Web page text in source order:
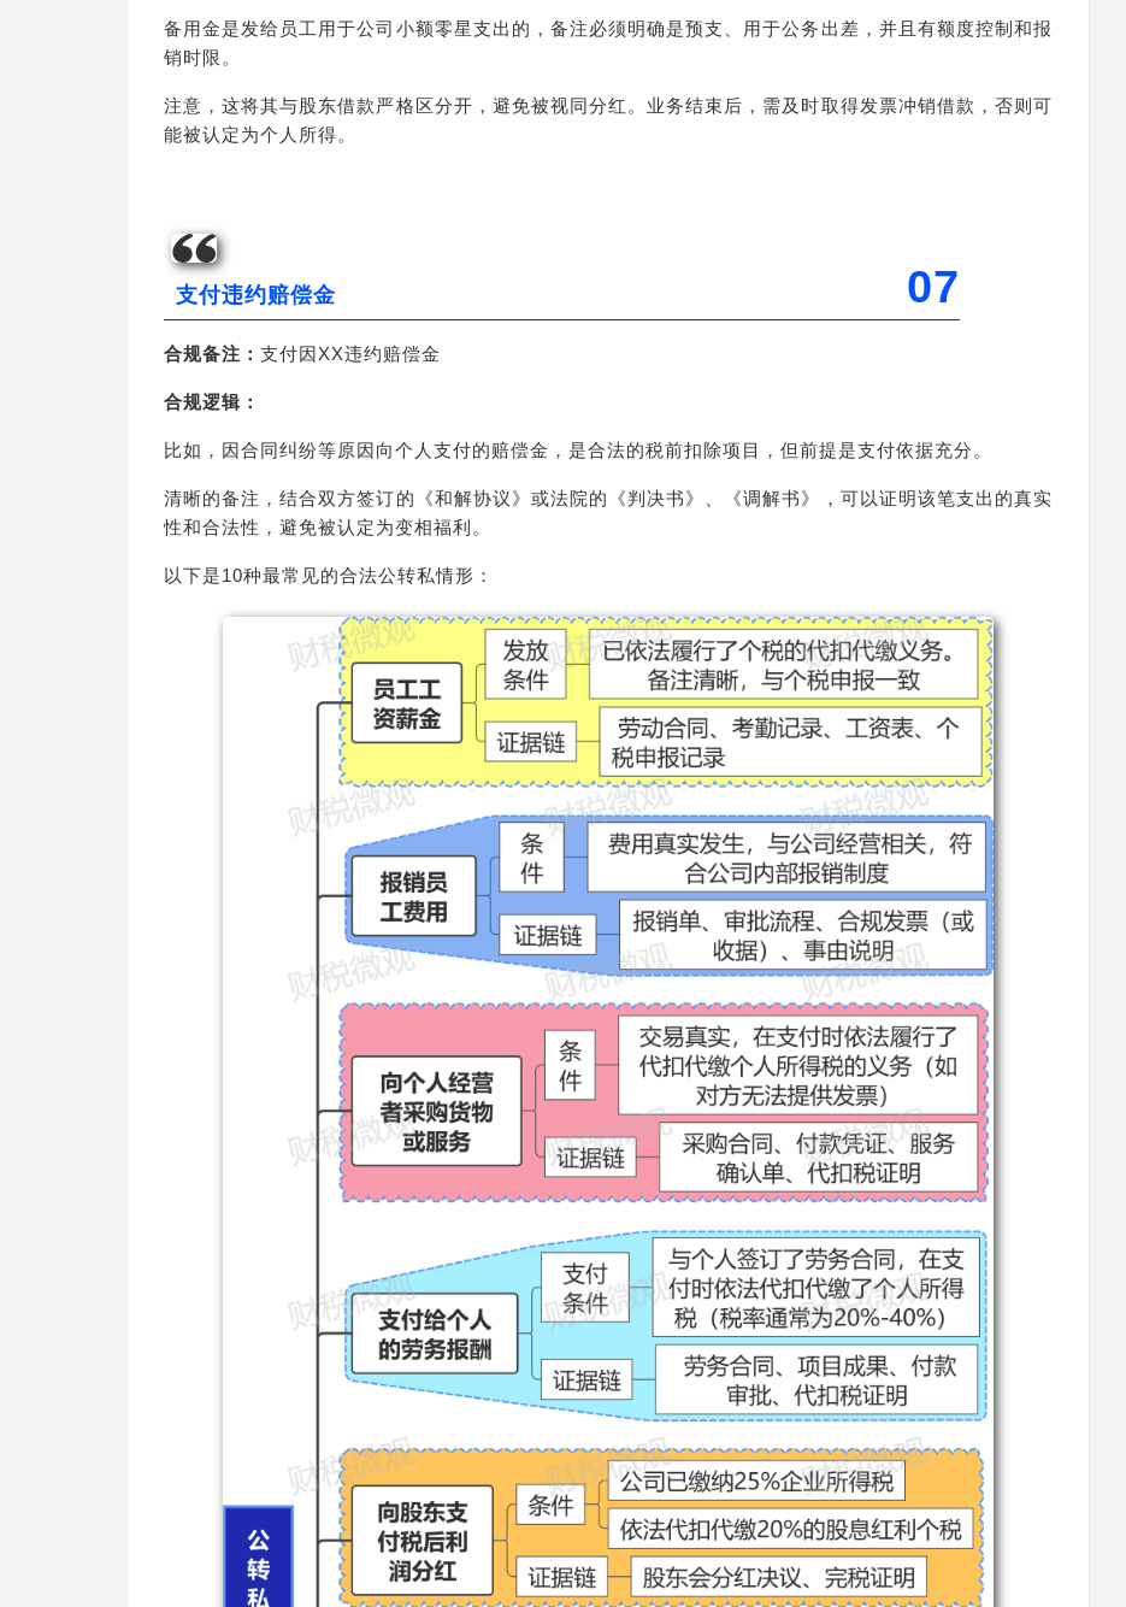
备用金是发给员工用于公司小额零星支出的，备注必须明确是预支、用于公务出差，并且有额度控制和报
销时限。
注意，这将其与股东借款严格区分开，避免被视同分红。业务结束后，需及时取得发票冲销借款，否则可
能被认定为个人所得。
支付违约赔偿金 07
合规备注： 支付因XX违约赔偿金
合规逻辑：
比如，因合同纠纷等原因向个人支付的赔偿金，是合法的税前扣除项目，但前提是支付依据充分。
清晰的备注，结合双方签订的《和解协议》或法院的《判决书》、《调解书》，可以证明该笔支出的真实
性和合法性，避免被认定为变相福利。
以下是10种最常见的合法公转私情形：